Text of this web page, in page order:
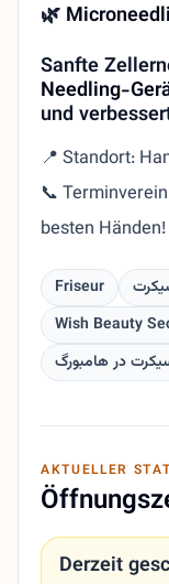
🌿
Sanfte
Needling-
und
📍 Standort:
📞
besten Händen!
Friseur
Wish Beauty
در هامبورگ
AKTUELLER
Derzeit